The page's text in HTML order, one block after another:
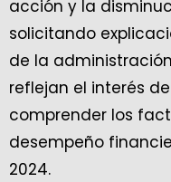
acción y la
solicitando
de la
reflejan el interés
comprender los
desempeño
2024.